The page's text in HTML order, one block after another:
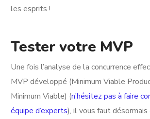
les esprits !
Tester votre MVP
Une fois l’analyse de la concurrence
MVP développé (Minimum Viable
Minimum Viable) (n’hésitez pas à faire
équipe d’experts), il vous faut